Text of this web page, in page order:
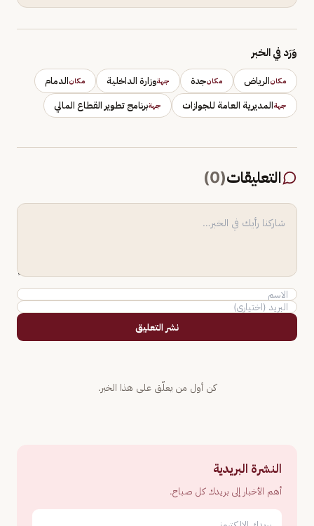
وَرَد في الخبر
مكانالرياض مكانجدة جهةوزارة الداخلية مكانالدمام
جهةالمديرية العامة للجوازات جهةبرنامج تطوير القطاع المالي
التعليقات(
0
)
نشر التعليق
كن أول من يعلّق على هذا الخبر.
النشرة البريدية
أهم الأخبار إلى بريدك كل صباح.